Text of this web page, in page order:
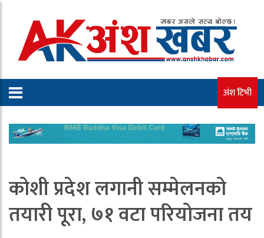
अंश टिभी
कोशी प्रदेश लगानी सम्मेलनको
तयारी पूरा, ७१ वटा परियोजना तय